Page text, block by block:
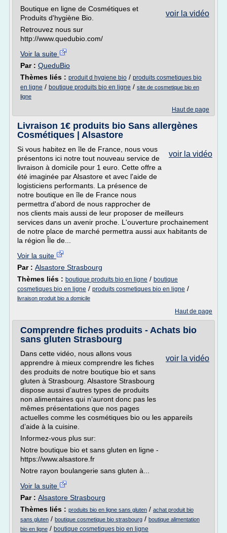
voir la vidéo
Boutique en ligne de Cosmétiques et
Produits d'hygiène Bio.
Retrouvez nous sur
http://www.quedubio.com/
Voir la suite
Par : QueduBio
Thèmes liés : produit d hygiene bio / produits cosmetiques bio
en ligne / boutique produits bio en ligne / site de cosmetique bio en
ligne
Haut de page
Livraison 1€ produits bio Sans allergènes
Cosmétiques | Alsastore
voir la vidéo
Si vous habitez en île de France, nous vous
présentons ici notre tout nouveau service de
livraison à domicile pour 1 euro. Cette offre a
été imaginée par Alsastore et avec l'aide de
logisticiens performants. La présence de
notre boutique en île de France nous
permettra d'abord de nous rapprocher de
nos clients mais aussi de leur proposer de meilleurs
services dans un avenir proche. L'ouverture prochainement
de notre place de marché permettra aussi aux habitants de
la région Île de...
Voir la suite
Par : Alsastore Strasbourg
Thèmes liés : boutique produits bio en ligne / boutique
cosmetiques bio en ligne / produits cosmetiques bio en ligne /
livraison produit bio a domicile
Haut de page
Comprendre fiches produits - Achats bio
sans gluten Strasbourg
voir la vidéo
Dans cette vidéo, nous allons vous
apprendre à mieux comprendre les fiches
des produits de notre boutique bio et sans
gluten à Strasbourg. Alsastore Strasbourg
dispose aussi d’autres types de produits
non alimentaires qui n’auront donc pas les
mêmes présentations que nos pages
actuelles comme les cosmétiques bio ou les appareils
d’aide à la cuisine.
Informez-vous plus sur:
Notre boutique bio et sans gluten en ligne -
https://www.alsastore.fr
Notre rayon boulangerie sans gluten à...
Voir la suite
Par : Alsastore Strasbourg
Thèmes liés : produits bio en ligne sans gluten / achat produit bio
sans gluten / boutique cosmetique bio strasbourg / boutique alimentation
bio en ligne / boutique cosmetiques bio en ligne